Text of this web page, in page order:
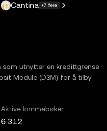
Cantina +7 flere
som utnytter en kredittgrense
Module (D3M) for å tilby
Aktive lommebøker
6 312